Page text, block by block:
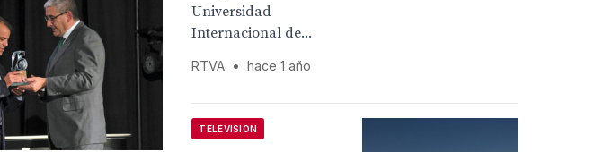
Universidad
Internacional de...
RTVA • hace 1 año
TELEVISION